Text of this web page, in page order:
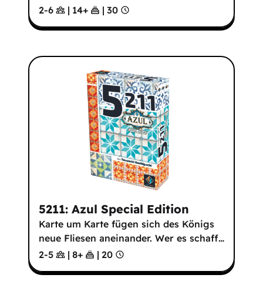
2-6
| 14+ | 30
5211: Azul Special Edition
Karte um Karte fügen sich des Königs
neue Fliesen aneinander. Wer es schaff…
2-5
| 8+ | 20